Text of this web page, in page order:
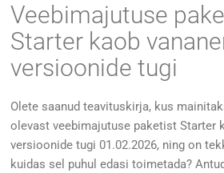
Veebimajutuse
Starter kaob
versioonide tugi
Olete saanud teavituskirja, kus
olevast veebimajutuse paketist Starter
versioonide tugi 01.02.2026, ning on
kuidas sel puhul edasi toimetada?